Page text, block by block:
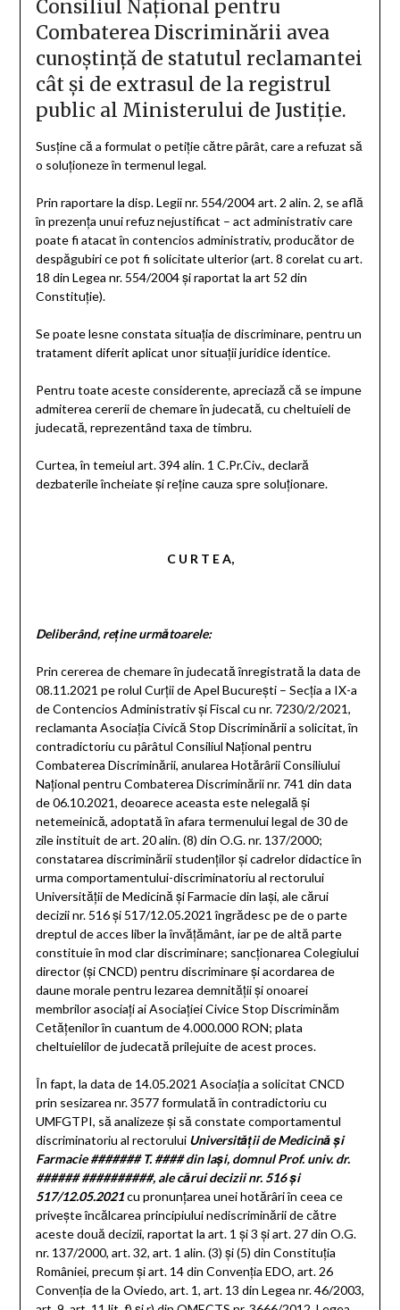
Consiliul Naţional pentru
Combaterea Discriminării avea
cunoştinţă de statutul reclamantei
cât şi de extrasul de la registrul
public al Ministerului de Justiţie.
Susţine că a formulat o petiţie către pârât, care a refuzat să
o soluţioneze în termenul legal.
Prin raportare la disp. Legii nr. 554/2004 art. 2 alin. 2, se află
în prezenţa unui refuz nejustificat – act administrativ care
poate fi atacat în contencios administrativ, producător de
despăgubiri ce pot fi solicitate ulterior (art. 8 corelat cu art.
18 din Legea nr. 554/2004 şi raportat la art 52 din
Constituţie).
Se poate lesne constata situaţia de discriminare, pentru un
tratament diferit aplicat unor situaţii juridice identice.
Pentru toate aceste considerente, apreciază că se impune
admiterea cererii de chemare în judecată, cu cheltuieli de
judecată, reprezentând taxa de timbru.
Curtea, în temeiul art. 394 alin. 1 C.Pr.Civ., declară
dezbaterile încheiate şi reţine cauza spre soluţionare.
C U R T E A,
Deliberând, reţine următoarele:
Prin cererea de chemare în judecată înregistrată la data de
08.11.2021 pe rolul Curţii de Apel Bucureşti – Secţia a IX-a
de Contencios Administrativ şi Fiscal cu nr. 7230/2/2021,
reclamanta Asociaţia Civică Stop Discriminării a solicitat, în
contradictoriu cu pârâtul Consiliul Naţional pentru
Combaterea Discriminării, anularea Hotărârii Consiliului
Naţional pentru Combaterea Discriminării nr. 741 din data
de 06.10.2021, deoarece aceasta este nelegală şi
netemeinică, adoptată în afara termenului legal de 30 de
zile instituit de art. 20 alin. (8) din O.G. nr. 137/2000;
constatarea discriminării studenţilor şi cadrelor didactice în
urma comportamentului-discriminatoriu al rectorului
Universităţii de Medicină şi Farmacie din laşi, ale cărui
decizii nr. 516 şi 517/12.05.2021 îngrădesc pe de o parte
dreptul de acces liber la învăţământ, iar pe de altă parte
constituie în mod clar discriminare; sancţionarea Colegiului
director (şi CNCD) pentru discriminare şi acordarea de
daune morale pentru lezarea demnităţii şi onoarei
membrilor asociaţi ai Asociaţiei Civice Stop Discriminăm
Cetăţenilor în cuantum de 4.000.000 RON; plata
cheltuielilor de judecată prilejuite de acest proces.
În fapt, la data de 14.05.2021 Asociaţia a solicitat CNCD
prin sesizarea nr. 3577 formulată în contradictoriu cu
UMFGTPI, să analizeze şi să constate comportamentul
discriminatoriu al rectorului Universităţii de Medicină şi
Farmacie ####### T. #### din laşi, domnul Prof. univ. dr.
###### ##########, ale cărui decizii nr. 516 şi
517/12.05.2021 cu pronunţarea unei hotărâri în ceea ce
priveşte încălcarea principiului nediscriminării de către
aceste două decizii, raportat la art. 1 şi 3 şi art. 27 din O.G.
nr. 137/2000, art. 32, art. 1 alin. (3) şi (5) din Constituţia
României, precum şi art. 14 din Convenţia EDO, art. 26
Convenţia de la Oviedo, art. 1, art. 13 din Legea nr. 46/2003,